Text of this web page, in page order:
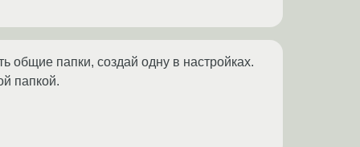
общие папки, создай одну в настройках.
папкой.